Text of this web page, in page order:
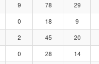
9 78 29
0 18 9
2 45 20
0 28 14